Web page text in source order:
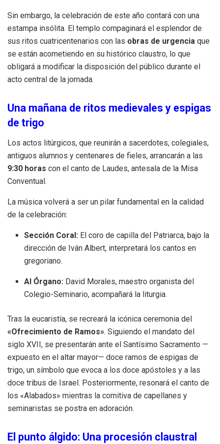
Sin embargo, la celebración de este año contará con una
estampa insólita. El templo compaginará el esplendor de
sus ritos cuatricentenarios con las obras de urgencia que
se están acometiendo en su histórico claustro, lo que
obligará a modificar la disposición del público durante el
acto central de la jornada.
Una mañana de ritos medievales y espigas
de trigo
Los actos litúrgicos, que reunirán a sacerdotes, colegiales,
antiguos alumnos y centenares de fieles, arrancarán a las
9:30 horas con el canto de Laudes, antesala de la Misa
Conventual.
La música volverá a ser un pilar fundamental en la calidad
de la celebración:
Sección Coral: El coro de capilla del Patriarca, bajo la
dirección de Iván Albert, interpretará los cantos en
gregoriano.
Al Órgano: David Morales, maestro organista del
Colegio-Seminario, acompañará la liturgia.
Tras la eucaristía, se recreará la icónica ceremonia del
«Ofrecimiento de Ramos». Siguiendo el mandato del
siglo XVII, se presentarán ante el Santísimo Sacramento —
expuesto en el altar mayor— doce ramos de espigas de
trigo, un símbolo que evoca a los doce apóstoles y a las
doce tribus de Israel. Posteriormente, resonará el canto de
los «Alabados» mientras la comitiva de capellanes y
seminaristas se postra en adoración.
El punto álgido: Una procesión claustral